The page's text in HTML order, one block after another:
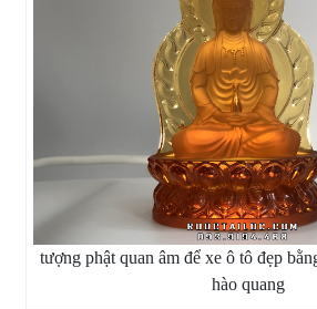
tượng phật quan âm để xe ô tô đẹp
hào quang